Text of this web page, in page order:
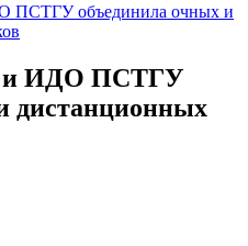
ПСТГУ объединила очных и
и ИДО ПСТГУ
дистанционных